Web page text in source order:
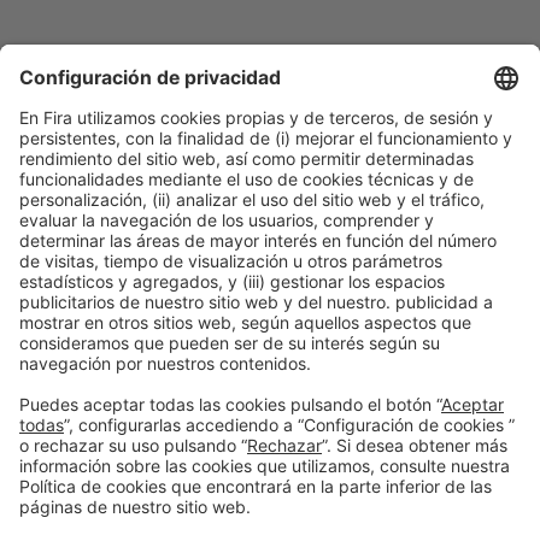
Información general
Aviso legal
Política de privacidad
Política de cookies
#PISCINABARCELONA
en las redes sociales